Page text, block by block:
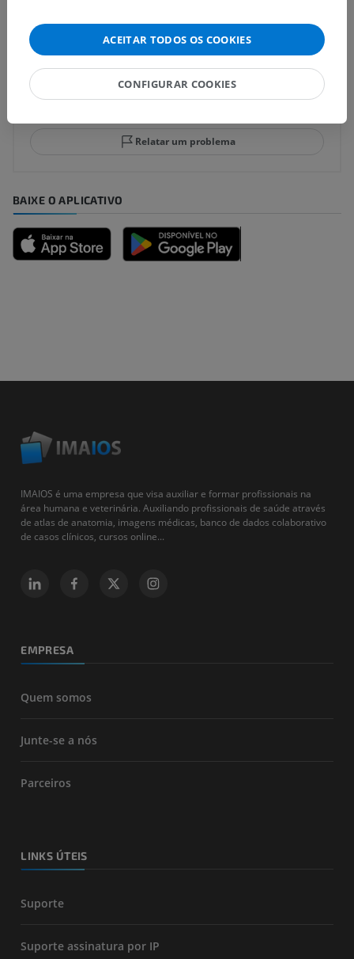
Não hesite em nos sugerir uma correção, tradução ou
Relatar um problema
BAIXE O APLICATIVO
IMAIOS é uma empresa que visa auxiliar e formar profissionais na
área humana e veterinária. Auxiliando profissionais de saúde através
de atlas de anatomia, imagens médicas, banco de dados colaborativo
de casos clínicos, cursos online...
EMPRESA
Quem somos
Junte-se a nós
Parceiros
LINKS ÚTEIS
Suporte
Suporte assinatura por IP
ACEITAR TODOS OS COOKIES
CONFIGURAR COOKIES